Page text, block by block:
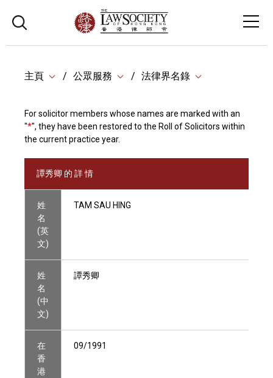
主頁 公眾服務 法律界名錄
For solicitor members whose names are marked with an
"*", they have been restored to the Roll of Solicitors within
the current practice year.
譚秀卿 的 詳 情
姓
名
(英
文)
TAM SAU HING
姓
名
(中
文)
譚秀卿
在
香
港
09/1991